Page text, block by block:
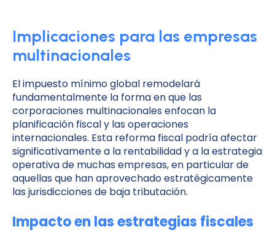
Implicaciones para las empresas
multinacionales
El impuesto mínimo global remodelará
fundamentalmente la forma en que las
corporaciones multinacionales enfocan la
planificación fiscal y las operaciones
internacionales. Esta reforma fiscal podría afectar
significativamente a la rentabilidad y a la estrategia
operativa de muchas empresas, en particular de
aquellas que han aprovechado estratégicamente
las jurisdicciones de baja tributación.
Impacto en las estrategias fiscales